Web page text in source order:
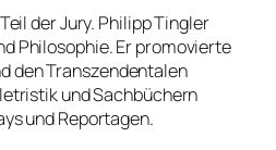
der Jury. Philipp Tingler
Philosophie. Er promovierte
den Transzendentalen
und Sachbüchern
und Reportagen.